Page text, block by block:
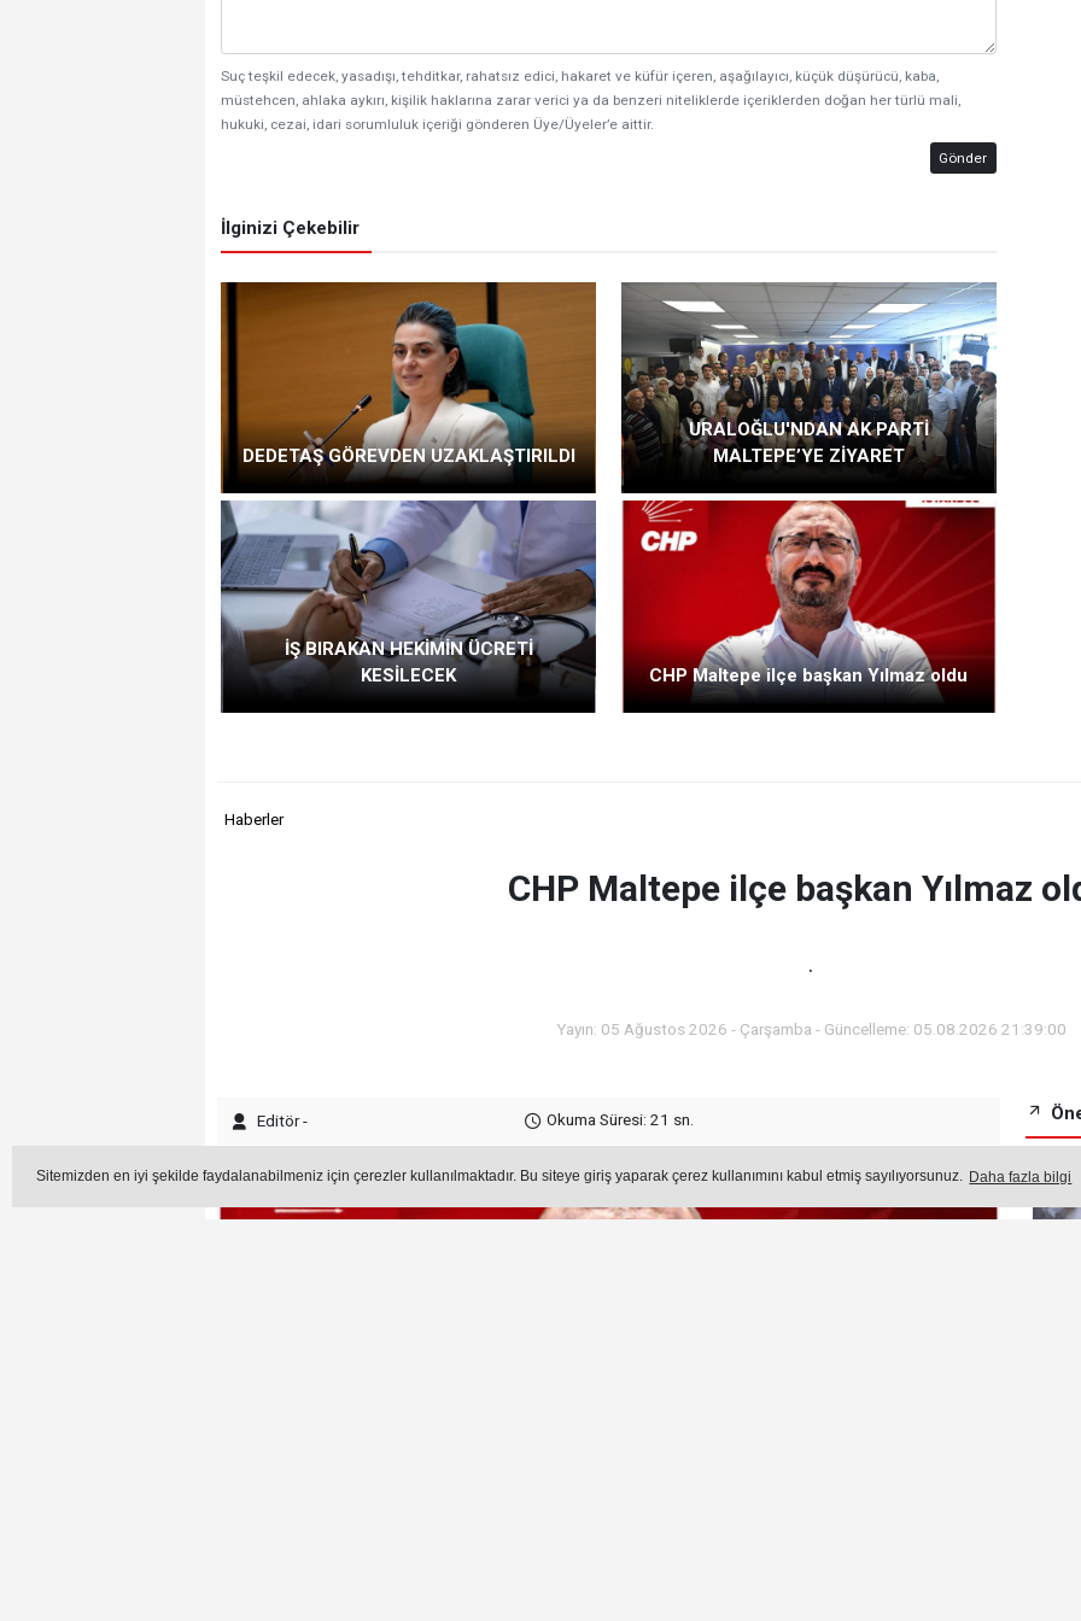
Sitemizden en iyi şekilde faydalanabilmeniz için çerezler kullanılmaktadır. Bu siteye giriş yaparak çerez kullanımını kabul etmiş sayılıyorsunuz. Daha fazla bilgi
Suç teşkil edecek, yasadışı, tehditkar, rahatsız edici, hakaret ve küfür içeren, aşağılayıcı, küçük düşürücü, kaba,
müstehcen, ahlaka aykırı, kişilik haklarına zarar verici ya da benzeri niteliklerde içeriklerden doğan her türlü mali,
hukuki, cezai, idari sorumluluk içeriği gönderen Üye/Üyeler’e aittir.
Gönder
İlginizi Çekebilir
DEDETAŞ GÖREVDEN UZAKLAŞTIRILDI
URALOĞLU'NDAN AK PARTİ
MALTEPE’YE ZİYARET
İŞ BIRAKAN HEKİMİN ÜCRETİ
KESİLECEK
CHP Maltepe ilçe başkan Yılmaz oldu
Haberler
CHP Maltepe ilçe başkan Yılmaz
.
Yayın: 05 Ağustos 2026 - Çarşamba - Güncelleme: 05.08.2026 21:39:00
Editör - Okuma Süresi: 21 sn.